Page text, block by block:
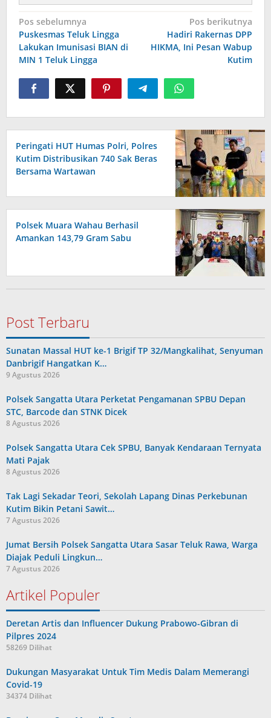
Navigasi
pos
Pos sebelumnya
Puskesmas Teluk Lingga
Lakukan Imunisasi BIAN di
MIN 1 Teluk Lingga
Pos berikutnya
Hadiri Rakernas DPP
HIKMA, Ini Pesan Wabup
Kutim
Peringati HUT Humas Polri, Polres
Kutim Distribusikan 740 Sak Beras
Bersama Wartawan
Polsek Muara Wahau Berhasil
Amankan 143,79 Gram Sabu
Post Terbaru
Sunatan Massal HUT ke-1 Brigif TP 32/Mangkalihat, Senyuman
Danbrigif Hangatkan K…
9 Agustus 2026
Polsek Sangatta Utara Perketat Pengamanan SPBU Depan
STC, Barcode dan STNK Dicek
8 Agustus 2026
Polsek Sangatta Utara Cek SPBU, Banyak Kendaraan Ternyata
Mati Pajak
8 Agustus 2026
Tak Lagi Sekadar Teori, Sekolah Lapang Dinas Perkebunan
Kutim Bikin Petani Sawit…
7 Agustus 2026
Jumat Bersih Polsek Sangatta Utara Sasar Teluk Rawa, Warga
Diajak Peduli Lingkun…
7 Agustus 2026
Artikel Populer
Deretan Artis dan Influencer Dukung Prabowo-Gibran di
Pilpres 2024
58269 Dilihat
Dukungan Masyarakat Untuk Tim Medis Dalam Memerangi
Covid-19
34374 Dilihat